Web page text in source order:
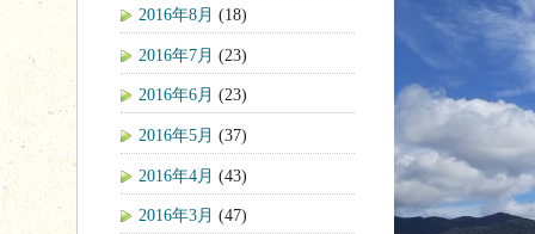
2016年8月 (18)
2016年7月 (23)
2016年6月 (23)
2016年5月 (37)
2016年4月 (43)
2016年3月 (47)